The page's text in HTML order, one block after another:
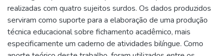
realizadas com quatro sujeitos surdos. Os dados produzidos
serviram como suporte para a elaboração de uma produção
técnica educacional sobre fichamento acadêmico, mais
especificamente um caderno de atividades bilíngue. Como